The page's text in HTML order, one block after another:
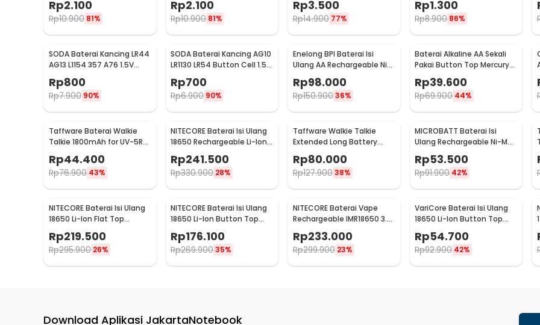
Rp2.100
Rp10.900 81%
Rp2.100
Rp10.900 81%
Rp3.500
Rp14.900 77%
Rp1.300
Rp8.900 86%
SODA Baterai Kancing LR44
AG13 L1154 357 A76 1.5V
Alkaline 1 PCS
Rp800
Rp7.900 90%
SODA Baterai Kancing AG10
LR1130 LR54 Button Cell 1.5V
Rp700
Rp6.900 90%
Enelong BPI Baterai Isi
Ulang AA Rechargeable Ni-
MH 1.2V 2700mAh 4 PCS
Rp98.000
Rp150.900 36%
Baterai Alkaline AA Sekali
Pakai Button Top Mercury-
Free 1.5V 10 PCS - Zi5
Rp39.600
Rp69.900 44%
Taffware Baterai Walkie
Talkie 1800mAh for UV-5R
Rp44.400
Rp76.900 43%
NITECORE Baterai Isi Ulang
18650 Rechargeable Li-Ion
NL1834
Rp241.500
Rp330.900 28%
Taffware Walkie Talkie
Extended Long Battery
3800mAh - BL-5
Rp80.000
Rp127.900 38%
MICROBATT Baterai Isi
Ulang Rechargeable Ni-MH
Button Top 1.2V AA-
1000mAh
Rp53.500
Rp91.900 42%
NITECORE Baterai Isi Ulang
18650 Li-Ion Flat Top
NL1832
Rp219.500
Rp295.900 26%
NITECORE Baterai Isi Ulang
18650 Li-Ion Button Top
2600 mAh 3.7V 1 PCS -
NL1826
Rp176.100
Rp269.90035%
NITECORE Baterai Vape
Rechargeable IMR18650 3.7
V 3100mAh 1 PCS
Rp233.000
Rp299.900 23%
VariCore Baterai Isi Ulang
18650 Li-Ion Button Top
3400mAh
Rp54.700
Rp92.900 42%
Download Aplikasi JakartaNotebook